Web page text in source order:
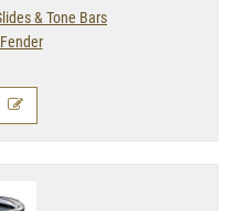
& Tone Bars
Fender